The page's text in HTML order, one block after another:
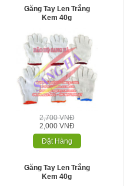
Găng Tay Len Trắng
Kem 40g
2,700 VNĐ
2,000 VNĐ
Đặt Hàng
Găng Tay Len Trắng
Kem 40g